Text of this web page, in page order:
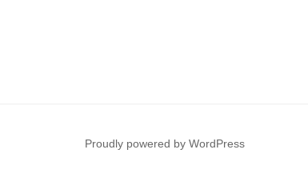
Proudly powered by WordPress